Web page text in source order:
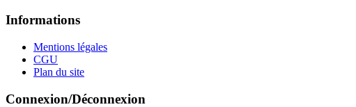
Informations
Mentions légales
CGU
Plan du site
Connexion/Déconnexion